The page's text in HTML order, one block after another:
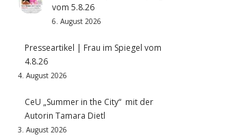
vom 5.8.26
6. August 2026
Presseartikel | Frau im Spiegel vom
4.8.26
4. August 2026
CeU „Summer in the City“ mit der
Autorin Tamara Dietl
3. August 2026